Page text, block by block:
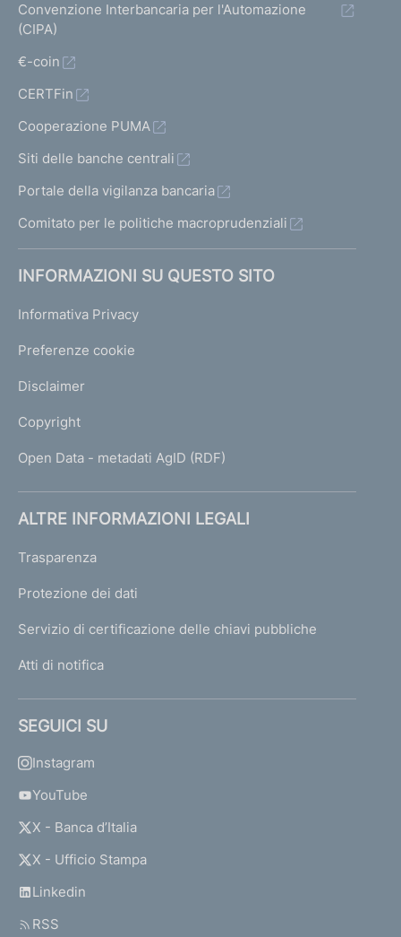
Convenzione Interbancaria per l'Automazione
(CIPA)
€-coin
CERTFin
Cooperazione PUMA
Siti delle banche centrali
Portale della vigilanza bancaria
Comitato per le politiche macroprudenziali
INFORMAZIONI SU QUESTO SITO
Informativa Privacy
Preferenze cookie
Disclaimer
Copyright
Open Data - metadati AgID (RDF)
ALTRE INFORMAZIONI LEGALI
Trasparenza
Protezione dei dati
Servizio di certificazione delle chiavi pubbliche
Atti di notifica
SEGUICI SU
Instagram
YouTube
X - Banca d’Italia
X - Ufficio Stampa
Linkedin
RSS